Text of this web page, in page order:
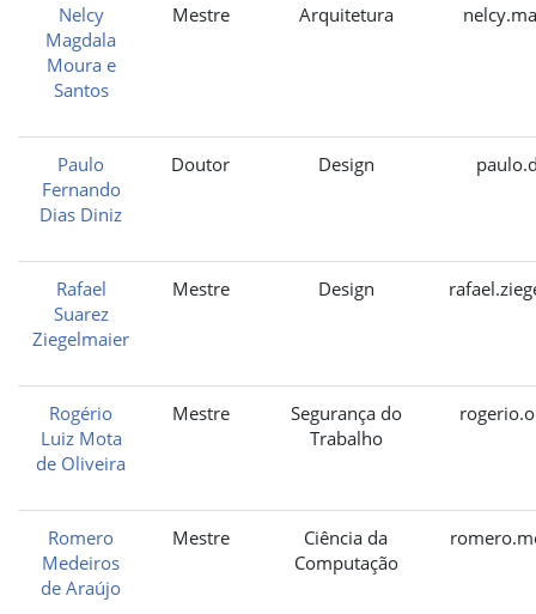
Nelcy
Magdala
Moura e
Santos
Mestre Arquitetura
Paulo
Fernando
Dias Diniz
Doutor Design
Rafael
Suarez
Ziegelmaier
Mestre Design
Rogério
Luiz Mota
de Oliveira
Mestre
Segurança do
Trabalho
Romero
Medeiros
de Araújo
Mestre
Ciência da
Computação